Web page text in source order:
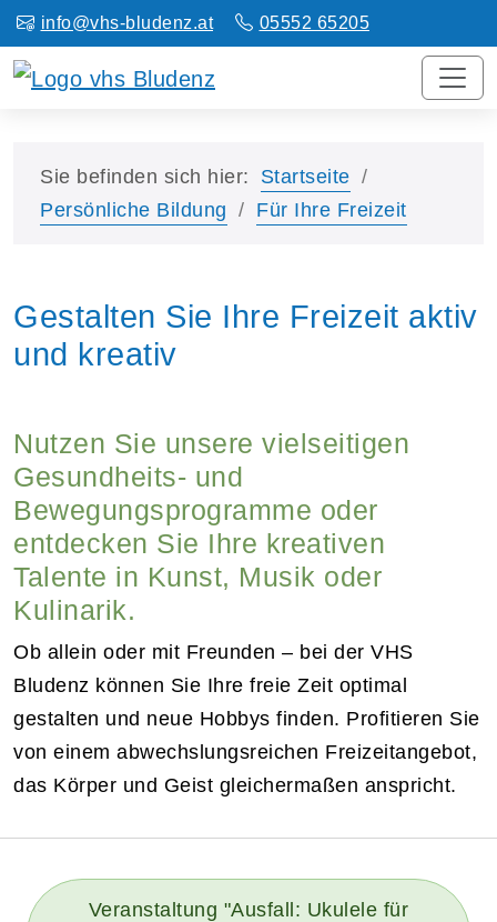
info@vhs-bludenz.at 05552 65205
Sie befinden sich hier:
Startseite
Persönliche Bildung
Für Ihre Freizeit
Gestalten Sie Ihre Freizeit aktiv
und kreativ
Nutzen Sie unsere vielseitigen
Gesundheits- und
Bewegungsprogramme oder
entdecken Sie Ihre kreativen
Talente in Kunst, Musik oder
Kulinarik.
Ob allein oder mit Freunden – bei der VHS
Bludenz können Sie Ihre freie Zeit optimal
gestalten und neue Hobbys finden. Profitieren Sie
von einem abwechslungsreichen Freizeitangebot,
das Körper und Geist gleichermaßen anspricht.
Veranstaltung "Ausfall: Ukulele für